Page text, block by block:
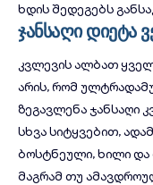
ხდის შედეგებს
ჯანსაღი დიეტა
კვლევის ალბათ
არის, რომ
ზეგავლენა ჯანსაღი
სხვა სიტყვებით,
ბოსტნეული, ხილი და
მაგრამ თუ